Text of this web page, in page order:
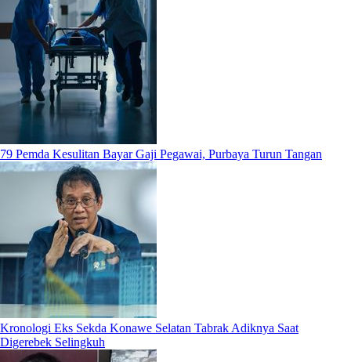
79 Pemda Kesulitan Bayar Gaji Pegawai, Purbaya Turun Tangan
Kronologi Eks Sekda Konawe Selatan Tabrak Adiknya Saat
Digerebek Selingkuh